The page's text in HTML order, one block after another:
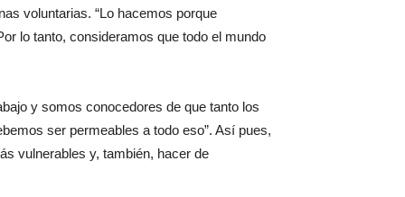
voluntarias. “Lo hacemos porque
lo tanto, consideramos que todo el mundo
y somos conocedores de que tanto los
ser permeables a todo eso”. Así pues,
vulnerables y, también, hacer de